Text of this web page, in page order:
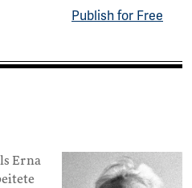
Publish for Free
Erna